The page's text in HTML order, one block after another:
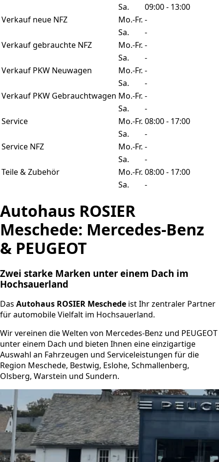
Sa.
09:00 - 13:00
Verkauf neue NFZ
Mo.-Fr. -
Sa.
-
Verkauf gebrauchte NFZ
Mo.-Fr. -
Sa.
-
Verkauf PKW Neuwagen
Mo.-Fr. -
Sa.
-
Verkauf PKW Gebrauchtwagen Mo.-Fr. -
Sa.
-
Service
Mo.-Fr. 08:00 - 17:00
Sa.
-
Service NFZ
Mo.-Fr. -
Sa.
-
Teile & Zubehör
Mo.-Fr. 08:00 - 17:00
Sa.
-
Autohaus ROSIER
Meschede: Mercedes-Benz
& PEUGEOT
Zwei starke Marken unter einem Dach im
Hochsauerland
Das Autohaus ROSIER Meschede ist Ihr zentraler Partner
für automobile Vielfalt im Hochsauerland.
Wir vereinen die Welten von Mercedes-Benz und PEUGEOT
unter einem Dach und bieten Ihnen eine einzigartige
Auswahl an Fahrzeugen und Serviceleistungen für die
Region Meschede, Bestwig, Eslohe, Schmallenberg,
Olsberg, Warstein und Sundern.